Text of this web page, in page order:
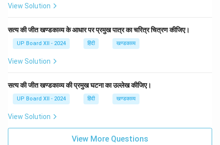
View Solution
सत्य की जीत खण्डकाव्य के आधार पर प्रमुख पात्र का चरित्र चित्रण कीजिए।
UP Board XII - 2024 हिंदी खण्डकाव्य
View Solution
सत्य की जीत खण्डकाव्य की प्रमुख घटना का उल्लेख कीजिए।
UP Board XII - 2024 हिंदी खण्डकाव्य
View Solution
View More Questions